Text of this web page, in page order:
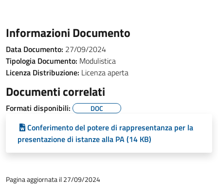
Informazioni Documento
Data Documento: 27/09/2024
Tipologia Documento: Modulistica
Licenza Distribuzione: Licenza aperta
Documenti correlati
Formati disponibili: DOC
Conferimento del potere di rappresentanza per la
presentazione di istanze alla PA (14 KB)
Pagina aggiornata il 27/09/2024